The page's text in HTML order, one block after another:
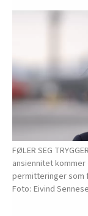
FØLER SEG
ansiennitet
permitteringer som
Eivind